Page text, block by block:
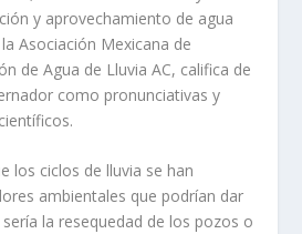
y aprovechamiento de agua
Asociación Mexicana de
de Agua de Lluvia AC, califica de
como pronunciativas y
los ciclos de lluvia se han
ambientales que podrían dar
la resequedad de los pozos o